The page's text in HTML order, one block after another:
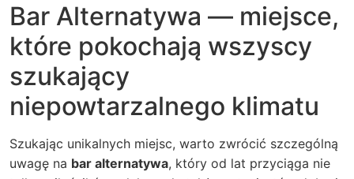
Bar Alternatywa — miejsce,
które pokochają wszyscy
szukający
niepowtarzalnego klimatu
Szukając unikalnych miejsc, warto zwrócić szczególną
uwagę na bar alternatywa, który od lat przyciąga nie